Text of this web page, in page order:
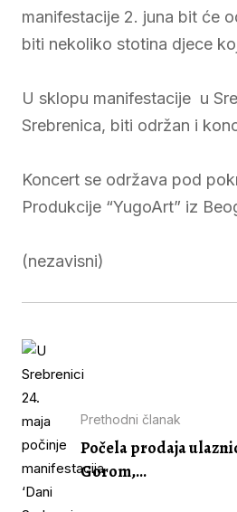
manifestacije 2. juna bit će
biti nekoliko stotina djece
U sklopu manifestacije u
Srebrenica, biti održan i
Koncert se održava pod
Produkcije “YugoArt” iz
(nezavisni)
Prethodni članak
Počela prodaja
Gorom,...